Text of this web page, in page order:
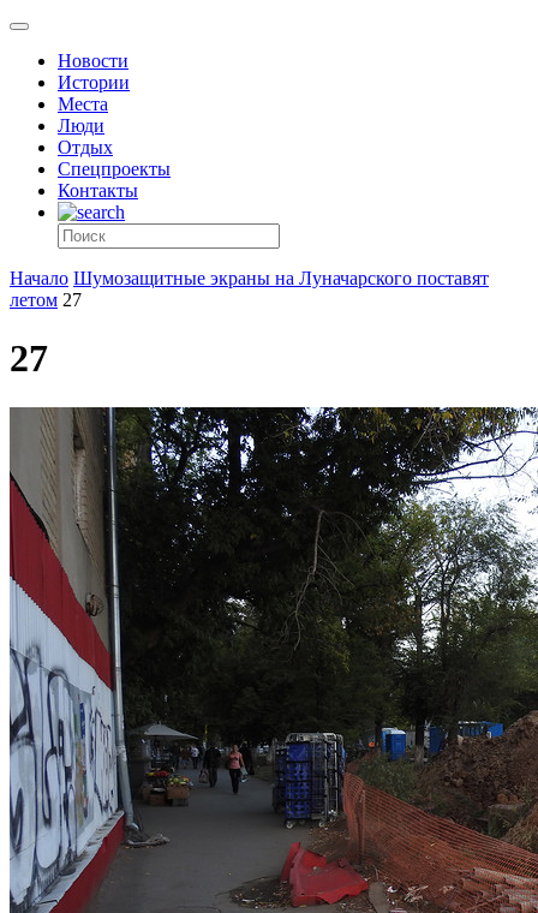
Новости
Истории
Места
Люди
Отдых
Спецпроекты
Контакты
Начало Шумозащитные экраны на Луначарского поставят
летом 27
27